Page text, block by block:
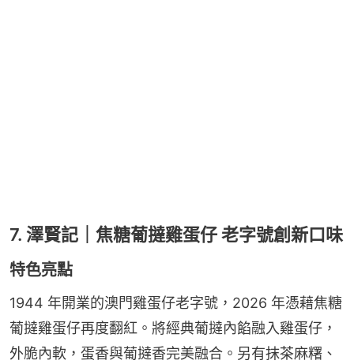
7. 澤賢記｜焦糖葡撻雞蛋仔 老字號創新口味
特色亮點
1944 年開業的澳門雞蛋仔老字號，2026 年憑藉焦糖
葡撻雞蛋仔再度翻紅。將經典葡撻內餡融入雞蛋仔，
外脆內軟，蛋香與葡撻香完美融合。另有抹茶麻糬、